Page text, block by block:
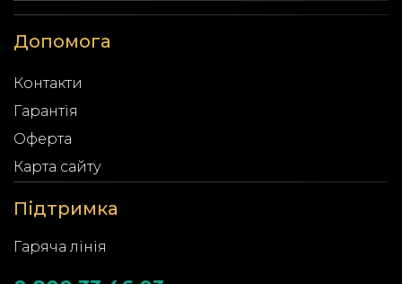
Допомога
Контакти
Гарантія
Оферта
Карта сайту
Підтримка
Гаряча лінія